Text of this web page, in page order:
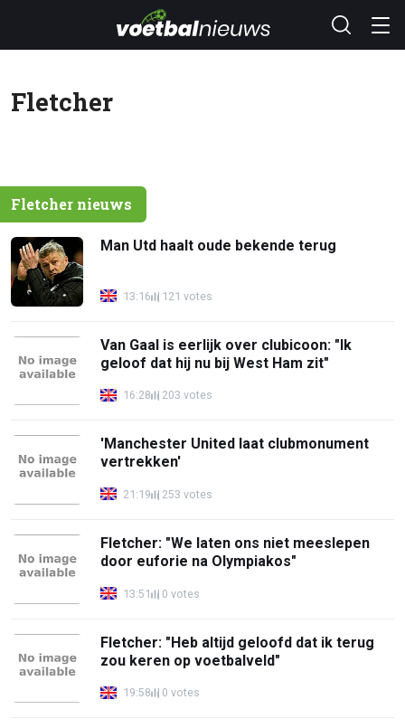
Fletcher
Fletcher nieuws
Man Utd haalt oude bekende terug
13:16 121 votes
Van Gaal is eerlijk over clubicoon: "Ik
geloof dat hij nu bij West Ham zit"
16:28 203 votes
'Manchester United laat clubmonument
vertrekken'
21:19 253 votes
Fletcher: "We laten ons niet meeslepen
door euforie na Olympiakos"
13:51 0 votes
Fletcher: "Heb altijd geloofd dat ik terug
zou keren op voetbalveld"
19:58 0 votes